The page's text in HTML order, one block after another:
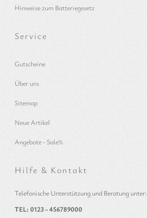
Hinweise zum Batteriegesetz
Service
Gutscheine
Über uns
Sitemap
Neue Artikel
Angebote - Sale%
Hilfe & Kontakt
Telefonische Unterstützung und Beratung unter:
TEL: 0123 - 456789000